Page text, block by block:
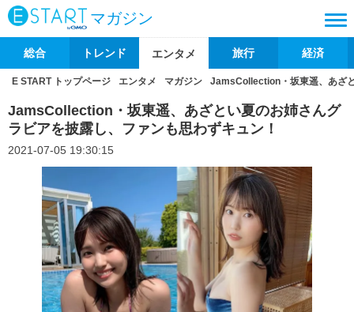
マガジン
総合 トレンド エンタメ 旅行 経済
E START トップページ エンタメ マガジン JamsCollection・坂東遥、あざ
JamsCollection・坂東遥、あざとい夏のお姉さんグ
ラビアを披露し、ファンも思わずキュン！
2021-07-05 19:30:15